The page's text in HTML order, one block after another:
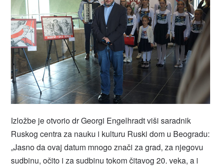
Izložbe je otvorio dr Georgi Engelhradt viši saradnik
Ruskog centra za nauku i kulturu Ruski dom u Beogradu:
„Jasno da ovaj datum mnogo znači za grad, za njegovu
sudbinu, očito i za sudbinu tokom čitavog 20. veka, a i